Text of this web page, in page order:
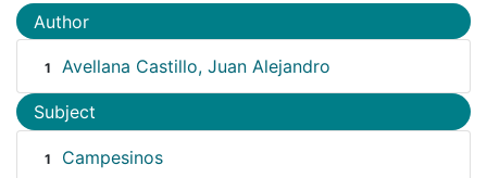
Author
1 Avellana Castillo, Juan Alejandro
Subject
1 Campesinos